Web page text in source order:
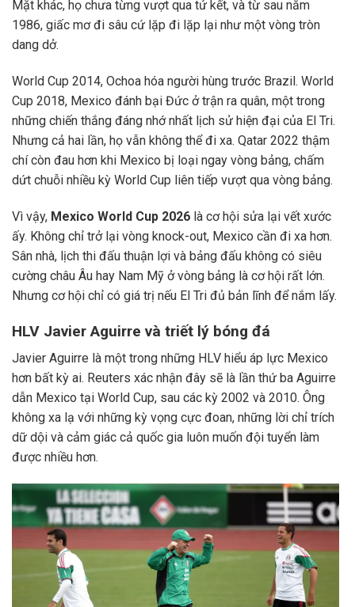
Mặt khác, họ chưa từng vượt qua tứ kết, và từ sau năm
1986, giấc mơ đi sâu cứ lặp đi lặp lại như một vòng tròn
dang dở.
World Cup 2014, Ochoa hóa người hùng trước Brazil. World
Cup 2018, Mexico đánh bại Đức ở trận ra quân, một trong
những chiến thắng đáng nhớ nhất lịch sử hiện đại của El Tri.
Nhưng cả hai lần, họ vẫn không thể đi xa. Qatar 2022 thậm
chí còn đau hơn khi Mexico bị loại ngay vòng bảng, chấm
dứt chuỗi nhiều kỳ World Cup liên tiếp vượt qua vòng bảng.
Vì vậy, Mexico World Cup 2026 là cơ hội sửa lại vết xước
ấy. Không chỉ trở lại vòng knock-out, Mexico cần đi xa hơn.
Sân nhà, lịch thi đấu thuận lợi và bảng đấu không có siêu
cường châu Âu hay Nam Mỹ ở vòng bảng là cơ hội rất lớn.
Nhưng cơ hội chỉ có giá trị nếu El Tri đủ bản lĩnh để nắm lấy.
HLV Javier Aguirre và triết lý bóng đá
Javier Aguirre là một trong những HLV hiểu áp lực Mexico
hơn bất kỳ ai. Reuters xác nhận đây sẽ là lần thứ ba Aguirre
dẫn Mexico tại World Cup, sau các kỳ 2002 và 2010. Ông
không xa lạ với những kỳ vọng cực đoan, những lời chỉ trích
dữ dội và cảm giác cả quốc gia luôn muốn đội tuyển làm
được nhiều hơn.